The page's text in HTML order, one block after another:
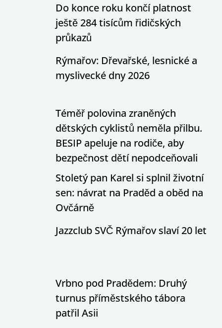
Do konce roku končí platnost
ještě 284 tisícům řidičských
průkazů
Rýmařov: Dřevařské, lesnické a
myslivecké dny 2026
Téměř polovina zraněných
dětských cyklistů neměla přilbu.
BESIP apeluje na rodiče, aby
bezpečnost dětí nepodceňovali
Stoletý pan Karel si splnil životní
sen: návrat na Praděd a oběd na
Ovčárně
Jazzclub SVČ Rýmařov slaví 20 let
Vrbno pod Pradědem: Druhý
turnus příměstského tábora
patřil Asii